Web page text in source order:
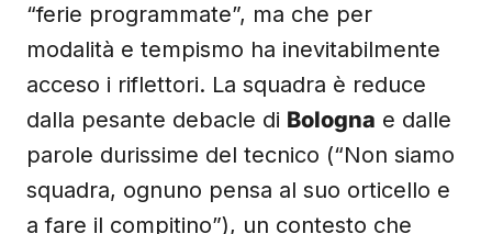
“ferie programmate”, ma che per
modalità e tempismo ha inevitabilmente
acceso i riflettori. La squadra è reduce
dalla pesante debacle di Bologna e dalle
parole durissime del tecnico (“Non siamo
squadra, ognuno pensa al suo orticello e
a fare il compitino”), un contesto che